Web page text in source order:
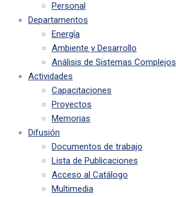
Personal
Departamentos
Energía
Ambiente y Desarrollo
Análisis de Sistemas Complejos
Actividades
Capacitaciones
Proyectos
Memorias
Difusión
Documentos de trabajo
Lista de Publicaciones
Acceso al Catálogo
Multimedia